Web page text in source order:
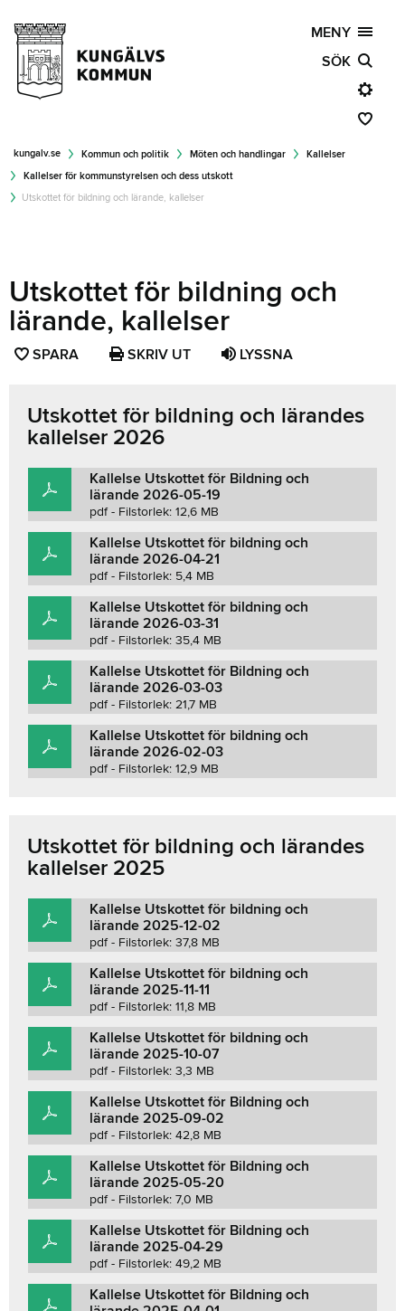
MENY
SÖK
kungalv.se Kommun och politik Möten och handlingar
Kallelser
Kallelser för kommunstyrelsen och dess utskott
Utskottet för bildning och lärande, kallelser
Utskottet för bildning och
lärande, kallelser
SPARA SPARA
FAVORIT
SKRIV UT LYSSNA
Utskottet för bildning och lärandes
kallelser 2026
Kallelse Utskottet för Bildning och
lärande 2026-05-19
pdf - Filstorlek: 12,6 MB
Kallelse Utskottet för bildning och
lärande 2026-04-21
pdf - Filstorlek: 5,4 MB
Kallelse Utskottet för bildning och
lärande 2026-03-31
pdf - Filstorlek: 35,4 MB
Kallelse Utskottet för Bildning och
lärande 2026-03-03
pdf - Filstorlek: 21,7 MB
Kallelse Utskottet för bildning och
lärande 2026-02-03
pdf - Filstorlek: 12,9 MB
Utskottet för bildning och lärandes
kallelser 2025
Kallelse Utskottet för bildning och
lärande 2025-12-02
pdf - Filstorlek: 37,8 MB
Kallelse Utskottet för bildning och
lärande 2025-11-11
pdf - Filstorlek: 11,8 MB
Kallelse Utskottet för bildning och
lärande 2025-10-07
pdf - Filstorlek: 3,3 MB
Kallelse Utskottet för Bildning och
lärande 2025-09-02
pdf - Filstorlek: 42,8 MB
Kallelse Utskottet för Bildning och
lärande 2025-05-20
pdf - Filstorlek: 7,0 MB
Kallelse Utskottet för Bildning och
lärande 2025-04-29
pdf - Filstorlek: 49,2 MB
Kallelse Utskottet för Bildning och